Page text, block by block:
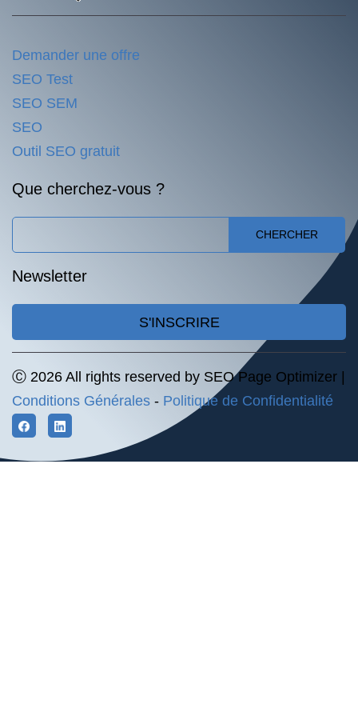
Demander une offre
SEO Test
SEO SEM
SEO
Outil SEO gratuit
Que cherchez-vous ?
CHERCHER
Newsletter
S'INSCRIRE
Ⓒ 2026 All rights reserved by SEO Page Optimizer |
Conditions Générales - Politique de Confidentialité